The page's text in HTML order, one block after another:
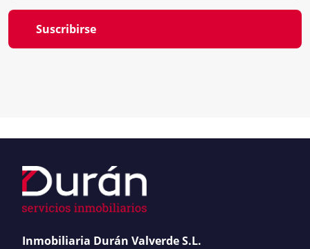
Suscribirse
Inmobiliaria Durán Valverde S.L.